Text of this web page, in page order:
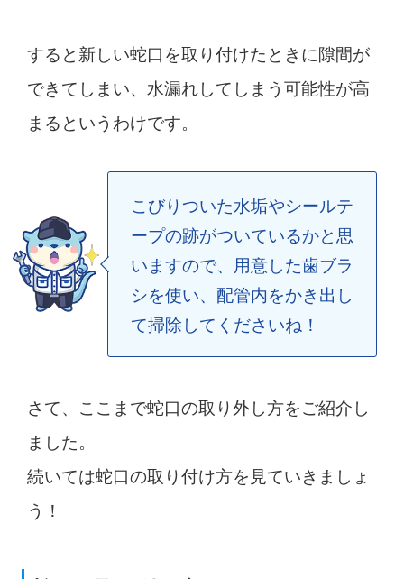
すると新しい蛇口を取り付けたときに隙間が
できてしまい、水漏れしてしまう可能性が高
まるというわけです。
こびりついた水垢やシールテ
ープの跡がついているかと思
いますので、用意した歯ブラ
シを使い、配管内をかき出し
て掃除してくださいね！
さて、ここまで蛇口の取り外し方をご紹介し
ました。
続いては蛇口の取り付け方を見ていきましょ
う！